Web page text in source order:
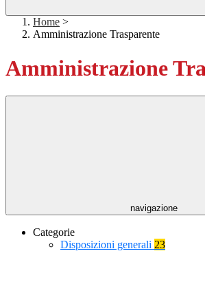
Home >
Amministrazione Trasparente
Amministrazione
navigazione
Categorie
Disposizioni generali 23